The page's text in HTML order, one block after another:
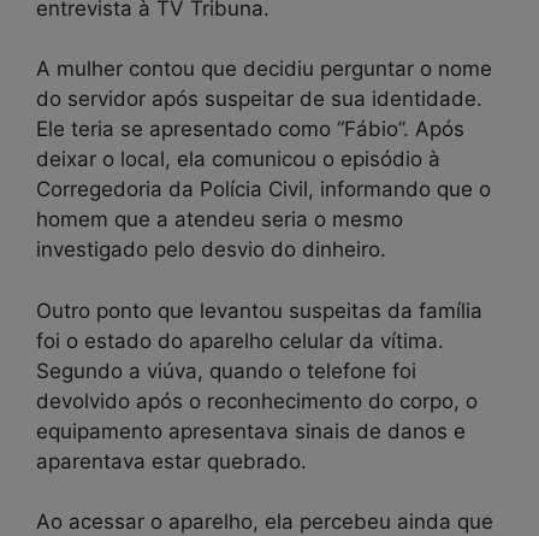
entrevista à TV Tribuna.
A mulher contou que decidiu perguntar o nome
do servidor após suspeitar de sua identidade.
Ele teria se apresentado como “Fábio”. Após
deixar o local, ela comunicou o episódio à
Corregedoria da Polícia Civil, informando que o
homem que a atendeu seria o mesmo
investigado pelo desvio do dinheiro.
Outro ponto que levantou suspeitas da família
foi o estado do aparelho celular da vítima.
Segundo a viúva, quando o telefone foi
devolvido após o reconhecimento do corpo, o
equipamento apresentava sinais de danos e
aparentava estar quebrado.
Ao acessar o aparelho, ela percebeu ainda que